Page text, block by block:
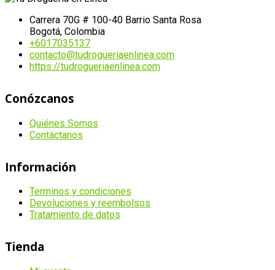
Carrera 70G # 100-40 Barrio Santa Rosa
Bogotá, Colombia
+6017035137
contacto@tudrogueriaenlinea.com
https://tudrogueriaenlinea.com
Conózcanos
Quiénes Somos
Contáctanos
Información
Terminos y condiciones
Devoluciones y reembolsos
Tratamiento de datos
Tienda